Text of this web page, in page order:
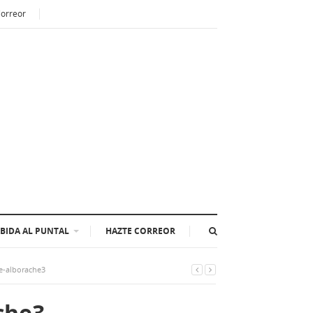
AL PUNTAL HAZTE CORREOR
alborache3